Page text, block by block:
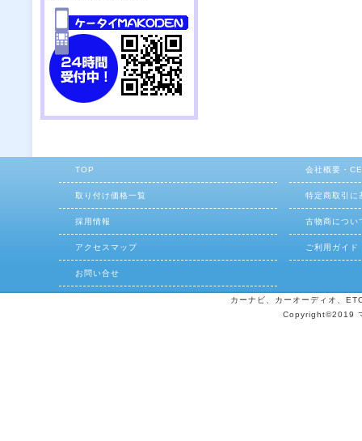
TOP 会社概要・
取り付け価格一覧 特定商取引に
採用情報 古物商につい
アクセスマップ ご利用ガイド
お問い合せ
カーナビ、カーオーディオ、
Copyright©2019